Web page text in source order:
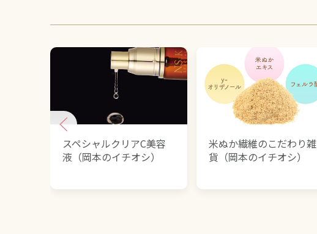
スペシャルクリアC美容
液（岡本のイチオシ）
米ぬか繊維のこだわり雑
貨（岡本のイチオシ）